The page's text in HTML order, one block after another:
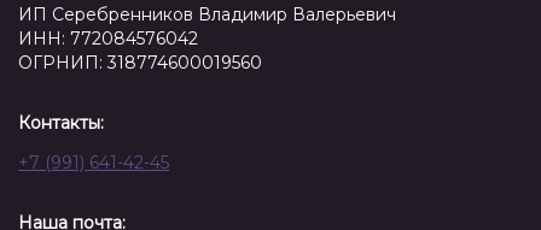
ИП Серебренников Владимир Валерьевич
ИНН: 772084576042
ОГРНИП: 318774600019560
Контакты:
+7 (991) 641-42-45
Наша почта: